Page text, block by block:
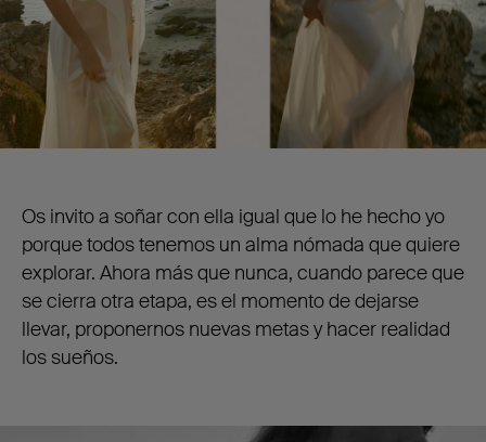
Os invito a soñar con ella igual que lo he hecho yo
porque todos tenemos un alma nómada que quiere
explorar. Ahora más que nunca, cuando parece que
se cierra otra etapa, es el momento de dejarse
llevar, proponernos nuevas metas y hacer realidad
los sueños.